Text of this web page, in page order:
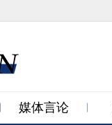
媒体言论